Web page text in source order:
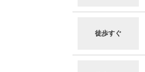
徒歩すぐ